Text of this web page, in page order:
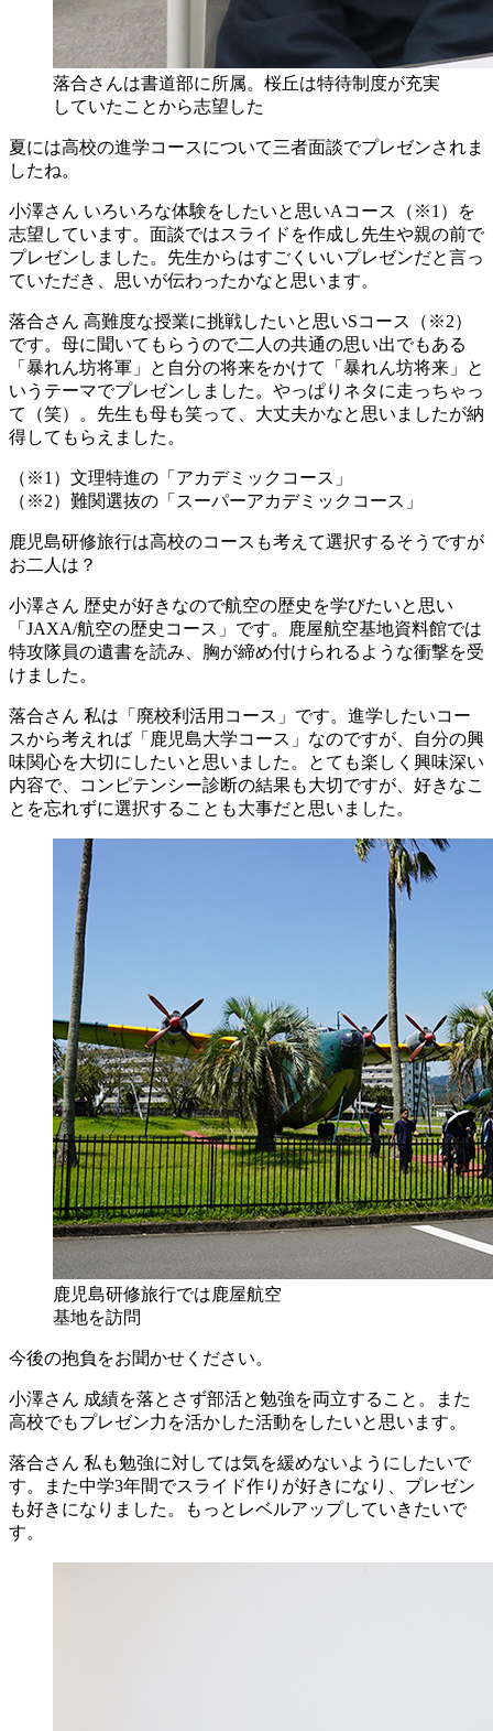
落合さんは書道部に所属。桜丘は特待制度が充実
していたことから志望した
夏には高校の進学コースについて三者面談でプレゼンされま
したね。
小澤さん いろいろな体験をしたいと思いAコース（※1）を
志望しています。面談ではスライドを作成し先生や親の前で
プレゼンしました。先生からはすごくいいプレゼンだと言っ
ていただき、思いが伝わったかなと思います。
落合さん 高難度な授業に挑戦したいと思いSコース（※2）
です。母に聞いてもらうので二人の共通の思い出でもある
「暴れん坊将軍」と自分の将来をかけて「暴れん坊将来」と
いうテーマでプレゼンしました。やっぱりネタに走っちゃっ
て（笑）。先生も母も笑って、大丈夫かなと思いましたが納
得してもらえました。
（※1）文理特進の「アカデミックコース」
（※2）難関選抜の「スーパーアカデミックコース」
鹿児島研修旅行は高校のコースも考えて選択するそうですが
お二人は？
小澤さん 歴史が好きなので航空の歴史を学びたいと思い
「JAXA/航空の歴史コース」です。鹿屋航空基地資料館では
特攻隊員の遺書を読み、胸が締め付けられるような衝撃を受
けました。
落合さん 私は「廃校利活用コース」です。進学したいコー
スから考えれば「鹿児島大学コース」なのですが、自分の興
味関心を大切にしたいと思いました。とても楽しく興味深い
内容で、コンピテンシー診断の結果も大切ですが、好きなこ
とを忘れずに選択することも大事だと思いました。
鹿児島研修旅行では鹿屋航空
基地を訪問
今後の抱負をお聞かせください。
小澤さん 成績を落とさず部活と勉強を両立すること。また
高校でもプレゼン力を活かした活動をしたいと思います。
落合さん 私も勉強に対しては気を緩めないようにしたいで
す。また中学3年間でスライド作りが好きになり、プレゼン
も好きになりました。もっとレベルアップしていきたいで
す。